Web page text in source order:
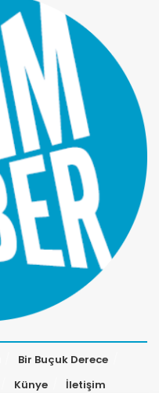
Bir Buçuk Derece
Künye İletişim